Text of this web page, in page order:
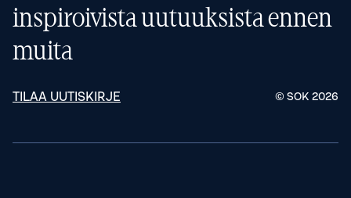
inspiroivista uutuuksista ennen
muita
TILAA UUTISKIRJE © SOK 2026